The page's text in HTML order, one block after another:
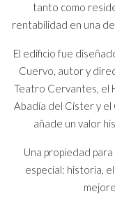
tanto como
rentabilidad en una
El edificio fue
Cuervo, autor y
Teatro Cervantes, el
Abadía del Císter y el
añade un valor
Una propiedad
especial: historia,